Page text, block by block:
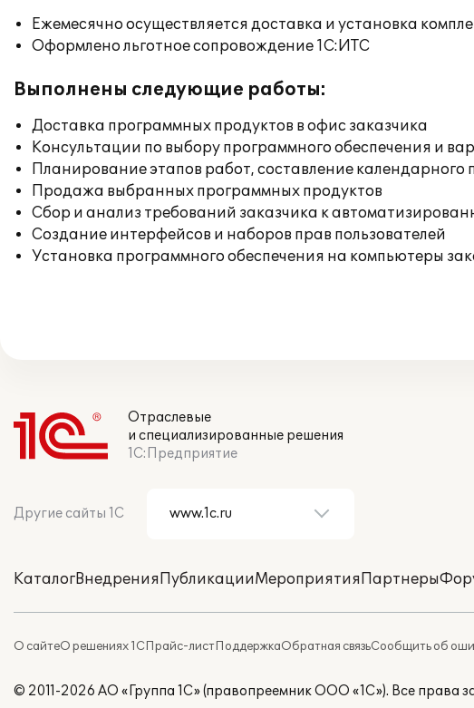
Ежемесячно осуществляется доставка и установка
Оформлено льготное сопровождение 1С:ИТС
Выполнены следующие работы:
Доставка программных продуктов в офис заказчика
Консультации по выбору программного обеспечения и
Планирование этапов работ, составление календарного
Продажа выбранных программных продуктов
Сбор и анализ требований заказчика к
Создание интерфейсов и наборов прав пользователей
Установка программного обеспечения на компьютеры
Отраслевые
и специализированные решения
1С:Предприятие
Другие сайты 1С
КаталогВнедренияПубликацииМероприятияПартнеры
О сайтеО решениях 1СПрайс-листПоддержкаОбратная связьСообщить об
© 2011-2026 АО «Группа 1С» (правопреемник ООО «1С»). Все права